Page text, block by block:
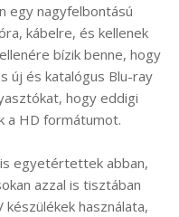
egy nagyfelbontású
kábelre, és kellenek
bízik benne, hogy
új és katalógus Blu-ray
hogy eddigi
a HD formátumot.
egyetértettek abban,
azzal is tisztában
használata,